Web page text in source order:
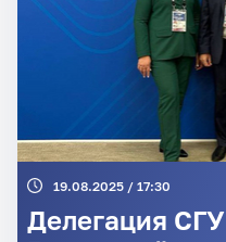
19.08.2025 / 17:30
Делегация